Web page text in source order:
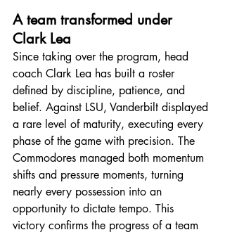
A team transformed under
Clark Lea
Since taking over the program, head
coach Clark Lea has built a roster
defined by discipline, patience, and
belief. Against LSU, Vanderbilt displayed
a rare level of maturity, executing every
phase of the game with precision. The
Commodores managed both momentum
shifts and pressure moments, turning
nearly every possession into an
opportunity to dictate tempo. This
victory confirms the progress of a team